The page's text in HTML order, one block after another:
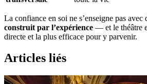
La confiance en soi ne s’enseigne pas avec
construit par l’expérience — et le théâtre
directe et la plus efficace pour y parvenir.
Articles liés